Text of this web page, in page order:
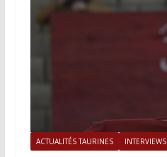
ACTUALITÉS TAURINES INTERVIEWS